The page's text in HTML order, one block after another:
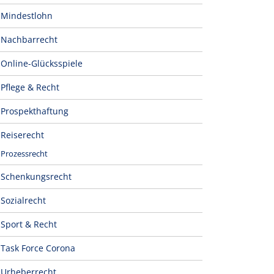
Mindestlohn
Nachbarrecht
Online-Glücksspiele
Pflege & Recht
Prospekthaftung
Reiserecht
Prozessrecht
Schenkungsrecht
Sozialrecht
Sport & Recht
Task Force Corona